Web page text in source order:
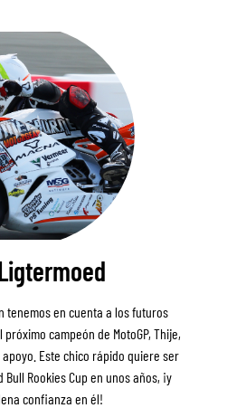
tenemos en cuenta a los futuros
campeón de MotoGP, Thije,
Este chico rápido quiere ser
Rookies Cup en unos años, ¡y
confianza en él!